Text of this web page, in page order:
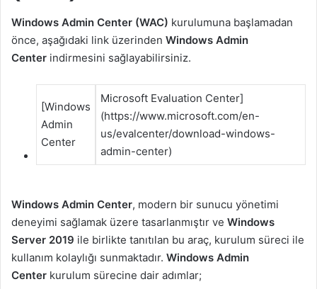
Windows Admin Center (WAC) kurulumuna başlamadan
önce, aşağıdaki link üzerinden Windows Admin
Center indirmesini sağlayabilirsiniz.
[Windows
Admin
Center
Microsoft Evaluation Center]
(https://www.microsoft.com/en-
us/evalcenter/download-windows-
admin-center)
Windows Admin Center, modern bir sunucu yönetimi
deneyimi sağlamak üzere tasarlanmıştır ve Windows
Server 2019 ile birlikte tanıtılan bu araç, kurulum süreci ile
kullanım kolaylığı sunmaktadır. Windows Admin
Center kurulum sürecine dair adımlar;